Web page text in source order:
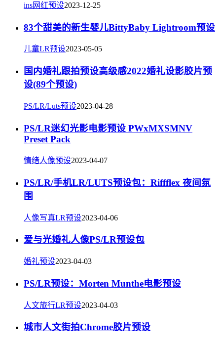
ins网红预设2023-12-25
83个甜美的新生婴儿BittyBaby Lightroom预设
儿童LR预设2023-05-05
国内婚礼跟拍预设高级感2022婚礼设影胶片预
设(89个预设)
PS/LR/Luts预设2023-04-28
PS/LR迷幻光影电影预设 PWxMXSMNV
Preset Pack
情绪人像预设2023-04-07
PS/LR/手机LR/LUTS预设包：Riffflex 夜间氛
围
人像写真LR预设2023-04-06
爱与光婚礼人像PS/LR预设包
婚礼预设2023-04-03
PS/LR预设：Morten Munthe电影预设
人文旅行LR预设2023-04-03
城市人文街拍Chrome胶片预设